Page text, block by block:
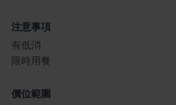
注意事項
有低消
限時用餐
價位範圍